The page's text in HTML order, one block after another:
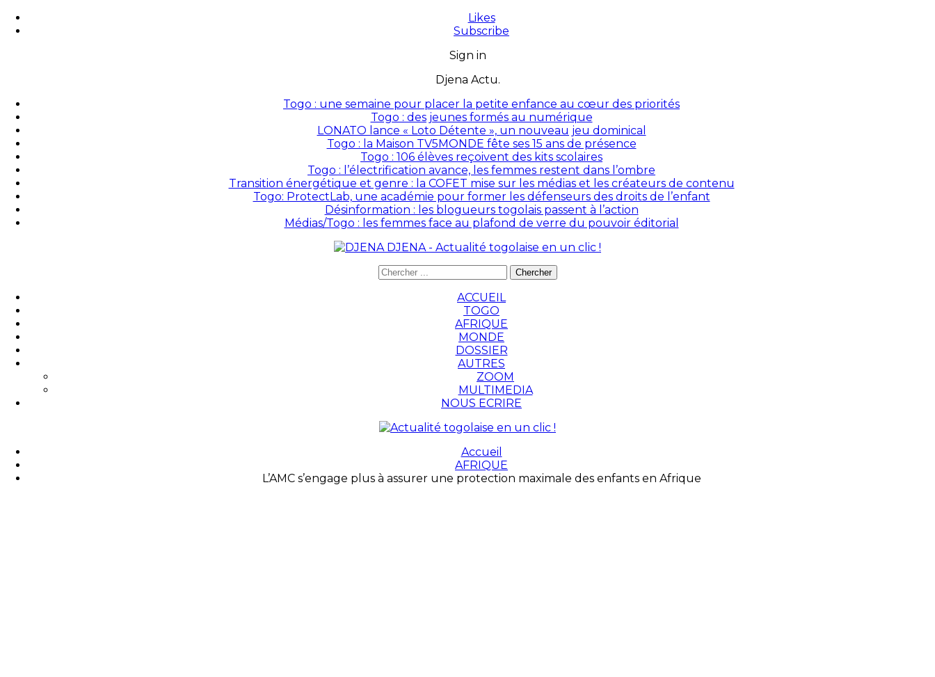
Likes
Subscribe
Sign in
Djena Actu.
Togo : une semaine pour placer la petite enfance au cœur des priorités
Togo : des jeunes formés au numérique
LONATO lance « Loto Détente », un nouveau jeu dominical
Togo : la Maison TV5MONDE fête ses 15 ans de présence
Togo : 106 élèves reçoivent des kits scolaires
Togo : l’électrification avance, les femmes restent dans l’ombre
Transition énergétique et genre : la COFET mise sur les médias et les créateurs de contenu
Togo: ProtectLab, une académie pour former les défenseurs des droits de l’enfant
Désinformation : les blogueurs togolais passent à l’action
Médias/Togo : les femmes face au plafond de verre du pouvoir éditorial
DJENA - Actualité togolaise en un clic !
ACCUEIL
TOGO
AFRIQUE
MONDE
DOSSIER
AUTRES
ZOOM
MULTIMEDIA
NOUS ECRIRE
Accueil
AFRIQUE
L’AMC s’engage plus à assurer une protection maximale des enfants en Afrique